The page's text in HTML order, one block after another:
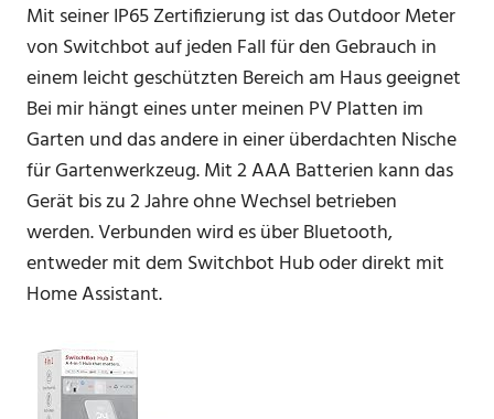
Mit seiner IP65 Zertifizierung ist das Outdoor Meter
von Switchbot auf jeden Fall für den Gebrauch in
einem leicht geschützten Bereich am Haus geeignet
Bei mir hängt eines unter meinen PV Platten im
Garten und das andere in einer überdachten Nische
für Gartenwerkzeug. Mit 2 AAA Batterien kann das
Gerät bis zu 2 Jahre ohne Wechsel betrieben
werden. Verbunden wird es über Bluetooth,
entweder mit dem Switchbot Hub oder direkt mit
Home Assistant.